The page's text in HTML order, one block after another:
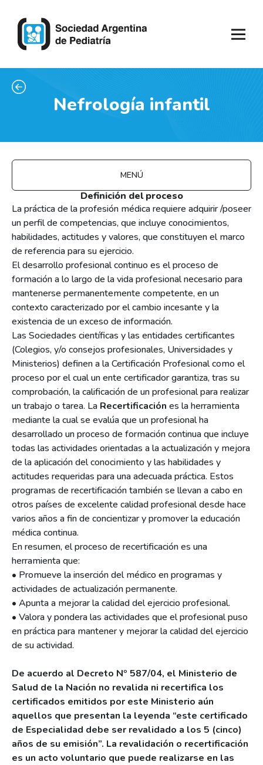
Nefrología infantil
MENÚ
Definición del proceso
La práctica de la profesión médica requiere adquirir /poseer
un perfil de competencias, que incluye conocimientos,
habilidades, actitudes y valores, que constituyen el marco
de referencia para su ejercicio.
El desarrollo profesional continuo es el proceso de
formación a lo largo de la vida profesional necesario para
mantenerse permanentemente competente, en un
contexto caracterizado por el cambio incesante y la
existencia de un exceso de información.
Las Sociedades científicas y las entidades certificantes
(Colegios, y/o consejos profesionales, Universidades y
Ministerios) definen a la Certificación Profesional como el
proceso por el cual un ente certificador garantiza, tras su
comprobación, la calificación de un profesional para realizar
un trabajo o tarea. La Recertificación es la herramienta
mediante la cual se evalúa que un profesional ha
desarrollado un proceso de formación continua que incluye
todas las actividades orientadas a la actualización y mejora
de la aplicación del conocimiento y las habilidades y
actitudes requeridas para una adecuada práctica. Estos
programas de recertificación también se llevan a cabo en
otros países de excelente calidad profesional desde hace
varios años a fin de concientizar y promover la educación
médica continua.
En resumen, el proceso de recertificación es una
herramienta que:
• Promueve la inserción del médico en programas y
actividades de actualización permanente.
• Apunta a mejorar la calidad del ejercicio profesional.
• Valora y pondera las actividades que el profesional puso
en práctica para mantener y mejorar la calidad del ejercicio
de su actividad.
De acuerdo al Decreto Nº 587/04, el Ministerio de
Salud de la Nación no revalida ni recertifica los
certificados emitidos por este Ministerio aún
aquellos que presentan la leyenda “este certificado
de Especialidad debe ser revalidado a los 5 (cinco)
años de su emisión”. La revalidación o recertificación
es un acto voluntario que puede realizarse en las